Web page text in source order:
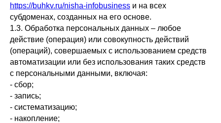
https://buhkv.ru/nisha-infobusiness и на всех
субдоменах, созданных на его основе.
1.3. Обработка персональных данных – любое
действие (операция) или совокупность действий
(операций), совершаемых с использованием средств
автоматизации или без использования таких средств
с персональными данными, включая:
- сбор;
- запись;
- систематизацию;
- накопление;